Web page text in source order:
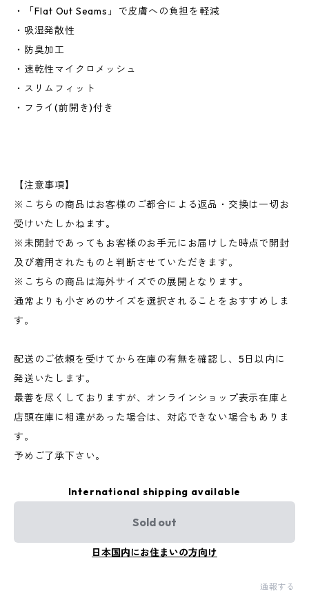
・「Flat Out Seams」で皮膚への負担を軽減
・吸湿発散性
・防臭加工
・速乾性マイクロメッシュ
・スリムフィット
・フライ(前開き)付き
【注意事項】
※こちらの商品はお客様のご都合による返品・交換は一切お
受けいたしかねます。
※未開封であってもお客様のお手元にお届けした時点で開封
及び着用されたものと判断させていただきます。
※こちらの商品は海外サイズでの展開となります。
通常よりも小さめのサイズを選択されることをおすすめしま
す。
配送のご依頼を受けてから在庫の有無を確認し、5日以内に
発送いたします。
最善を尽くしておりますが、オンラインショップ表示在庫と
店頭在庫に相違があった場合は、対応できない場合もありま
す。
予めご了承下さい。
International shipping available
Sold out
日本国内にお住まいの方向け
通報する